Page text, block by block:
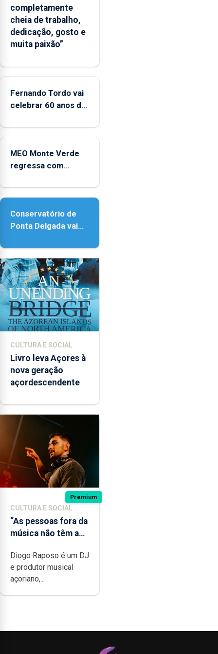
Flores
apresenta
um
“decréscimo
da
entre
2022
2025
completamente
cheia de trabalho,
dedicação, gosto e
muita paixão”
Fernando Tordo vai
celebrar 60 anos de
Micaelense
MEO Monte Verde
regressa com
acessibilidade
Conservatório de
Ponta Delgada vai
instrumentos
CULTURA E SOCIAL
Livro leva Açores à
nova geração
açordescendente
Premium
CULTURA E SOCIAL
“As pessoas fora da
música não têm a
difícil é produzir
uma música”
Diogo Raposo é um DJ
e produtor musical
açoriano,...